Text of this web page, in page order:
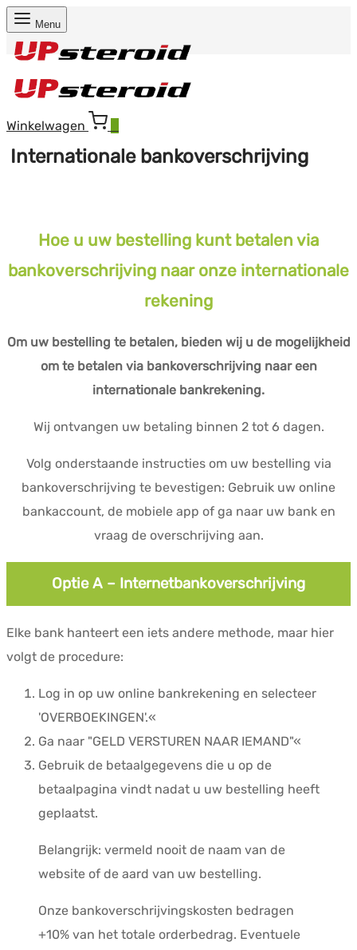
Menu
Winkelwagen
Internationale bankoverschrijving
Hoe u uw bestelling kunt betalen via
bankoverschrijving naar onze internationale
rekening
Om uw bestelling te betalen, bieden wij u de mogelijkheid
om te betalen via bankoverschrijving naar een
internationale bankrekening.
Wij ontvangen uw betaling binnen 2 tot 6 dagen.
Volg onderstaande instructies om uw bestelling via
bankoverschrijving te bevestigen: Gebruik uw online
bankaccount, de mobiele app of ga naar uw bank en
vraag de overschrijving aan.
Optie A – Internetbankoverschrijving
Elke bank hanteert een iets andere methode, maar hier
volgt de procedure:
Log in op uw online bankrekening en selecteer
'OVERBOEKINGEN'.«
Ga naar "GELD VERSTUREN NAAR IEMAND"«
Gebruik de betaalgegevens die u op de
betaalpagina vindt nadat u uw bestelling heeft
geplaatst.
Belangrijk: vermeld nooit de naam van de
website of de aard van uw bestelling.
Onze bankoverschrijvingskosten bedragen
+10% van het totale orderbedrag. Eventuele